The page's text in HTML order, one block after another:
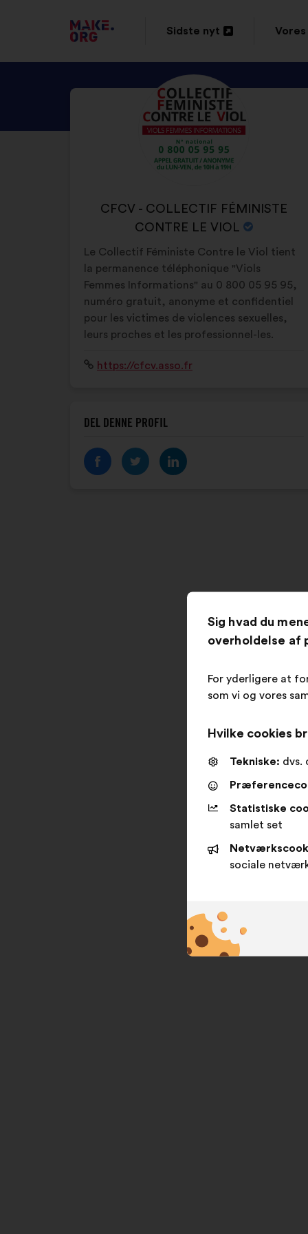
TILBAGE
TIL
MAKE.ORG’S
STARTSIDE
Sidste nyt
en
ny
fane
SE
CFCV
-
COLLECTIF
CONTRE
LE
PROFIL
ORGANISATIONENS
NAVN:
CFCV - COLLECTIF FÉMINISTE
CONTRE LE VIOL
Biografi:
Le Collectif Féministe Contre le Viol tient
la permanence téléphonique "Viols
Femmes Informations" au 0 800 05 95 95,
numéro gratuit, anonyme et confidentiel
pour les victimes de violences sexuelles,
leurs proches et les professionnel-les.
Websted:
https://cfcv.asso.fr
DEL DENNE PROFIL
Sig hvad du
overholdelse af
For yderligere at
som vi og vores
Hvilke cookies
Tekniske: dvs.
Statistiske
samlet set
sociale